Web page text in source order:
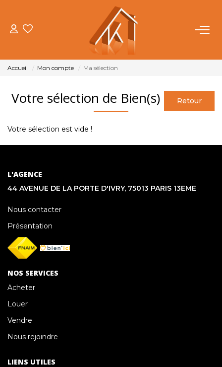
ACHETER
LOUER
Accueil Mon compte Ma sélection
Votre sélection de Bien(s)
Votre sélection est vide !
L'AGENCE
44 AVENUE DE LA PORTE D'IVRY, 75013 PARIS 13EME
Nous contacter
Présentation
NOS SERVICES
Acheter
Louer
Vendre
Nous rejoindre
LIENS UTILES